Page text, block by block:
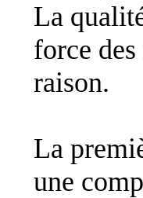
La
force
raison.
La
une